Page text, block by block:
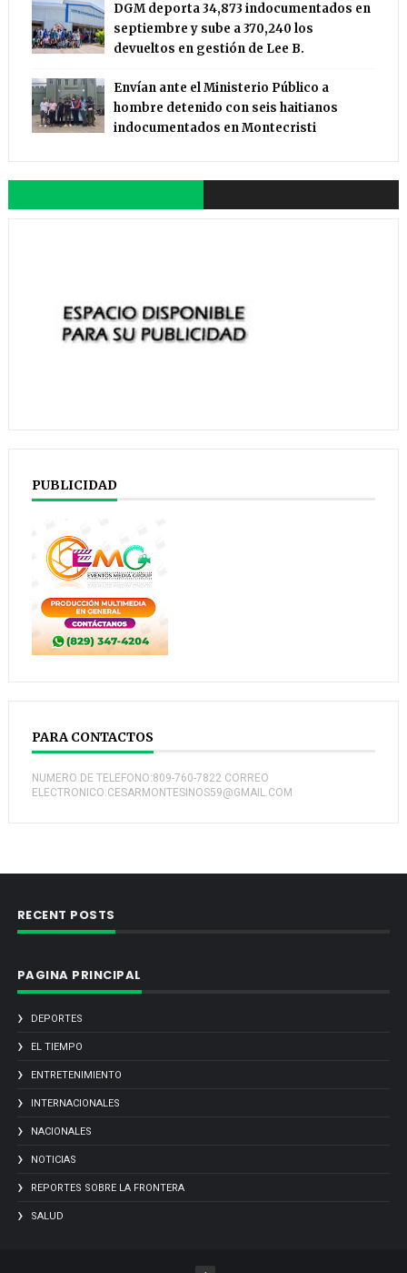
DGM deporta 34,873 indocumentados en
septiembre y sube a 370,240 los
devueltos en gestión de Lee B.
Envían ante el Ministerio Público a
hombre detenido con seis haitianos
indocumentados en Montecristi
PUBLICIDAD
PARA CONTACTOS
NUMERO DE TELEFONO:809-760-7822 CORREO
ELECTRONICO:CESARMONTESINOS59@GMAIL.COM
RECENT POSTS
PAGINA PRINCIPAL
DEPORTES
EL TIEMPO
ENTRETENIMIENTO
INTERNACIONALES
NACIONALES
NOTICIAS
REPORTES SOBRE LA FRONTERA
SALUD